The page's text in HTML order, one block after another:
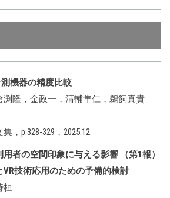
機器の精度比較
隆，金政一，清輔隼仁，鵜飼真貴
，p.328-329，2025.12.
者の空間印象に与える影響 （第1報）
技術応用のための予備的検討
桓